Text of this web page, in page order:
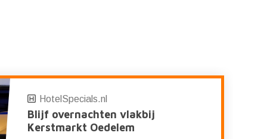
HotelSpecials.nl
Blijf overnachten vlakbij
Kerstmarkt Oedelem